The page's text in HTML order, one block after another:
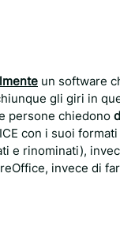
un software
gli giri in
persone chiedono
con i suoi
e rinominati),
invece di